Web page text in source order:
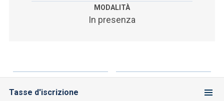
MODALITÀ
In presenza
Tasse d'iscrizione